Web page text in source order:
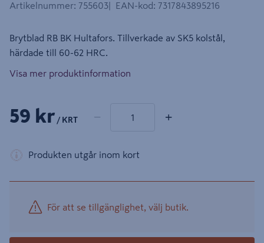
Artikelnummer: 755603 EAN-kod: 7317843895216
Brytblad RB BK Hultafors. Tillverkade av SK5 kolstål,
härdade till 60-62 HRC.
Visa mer produktinformation
59 kr / KRT − +
Produkten utgår inom kort
För att se tillgänglighet, välj butik.